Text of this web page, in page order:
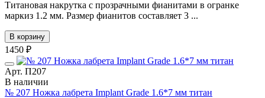
Титановая накрутка с прозрачными фианитами в огранке
маркиз 1.2 мм. Размер фианитов составляет 3 ...
В корзину
1450 ₽
Арт. П207
В наличии
№ 207 Ножка лабрета Implant Grade 1.6*7 мм титан